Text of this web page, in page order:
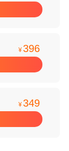
¥396
¥349